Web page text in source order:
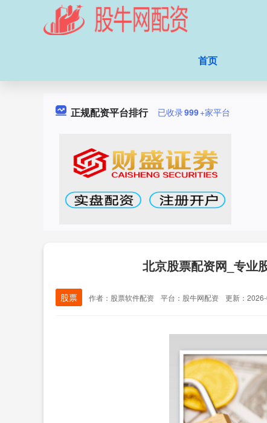
首页
正规配资平台排行 已收录999+家平台
北京股票配资网_专业
股票 作者：股票软件配资 平台：股牛网配资 更新：